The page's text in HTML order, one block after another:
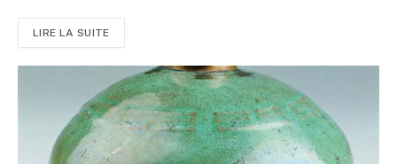
LIRE LA SUITE